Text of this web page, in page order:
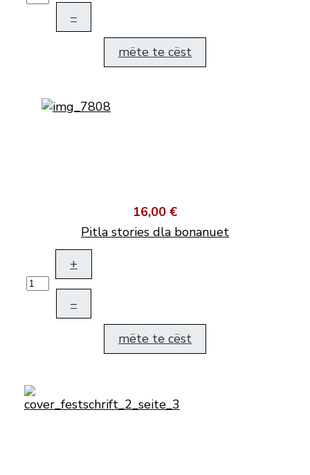
–
mëte te cëst
16,00 €
Pitla stories dla bonanuet
+
–
mëte te cëst